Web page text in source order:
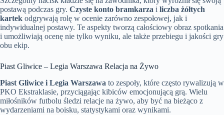
postawą podczas gry. Czyste konto bramkarza i liczba żółtych
kartek odgrywają rolę w ocenie zarówno zespołowej, jak i
indywidualnej postawy. Te aspekty tworzą całościowy obraz spotkania
i umożliwiają ocenę nie tylko wyniku, ale także przebiegu i jakości gry
obu ekip.
Piast Gliwice – Legia Warszawa Relacja na Żywo
Piast Gliwice i Legia Warszawa to zespoły, które często rywalizują w
PKO Ekstraklasie, przyciągając kibiców emocjonującą grą. Wielu
miłośników futbolu śledzi relacje na żywo, aby być na bieżąco z
wydarzeniami na boisku, statystykami oraz wynikami.